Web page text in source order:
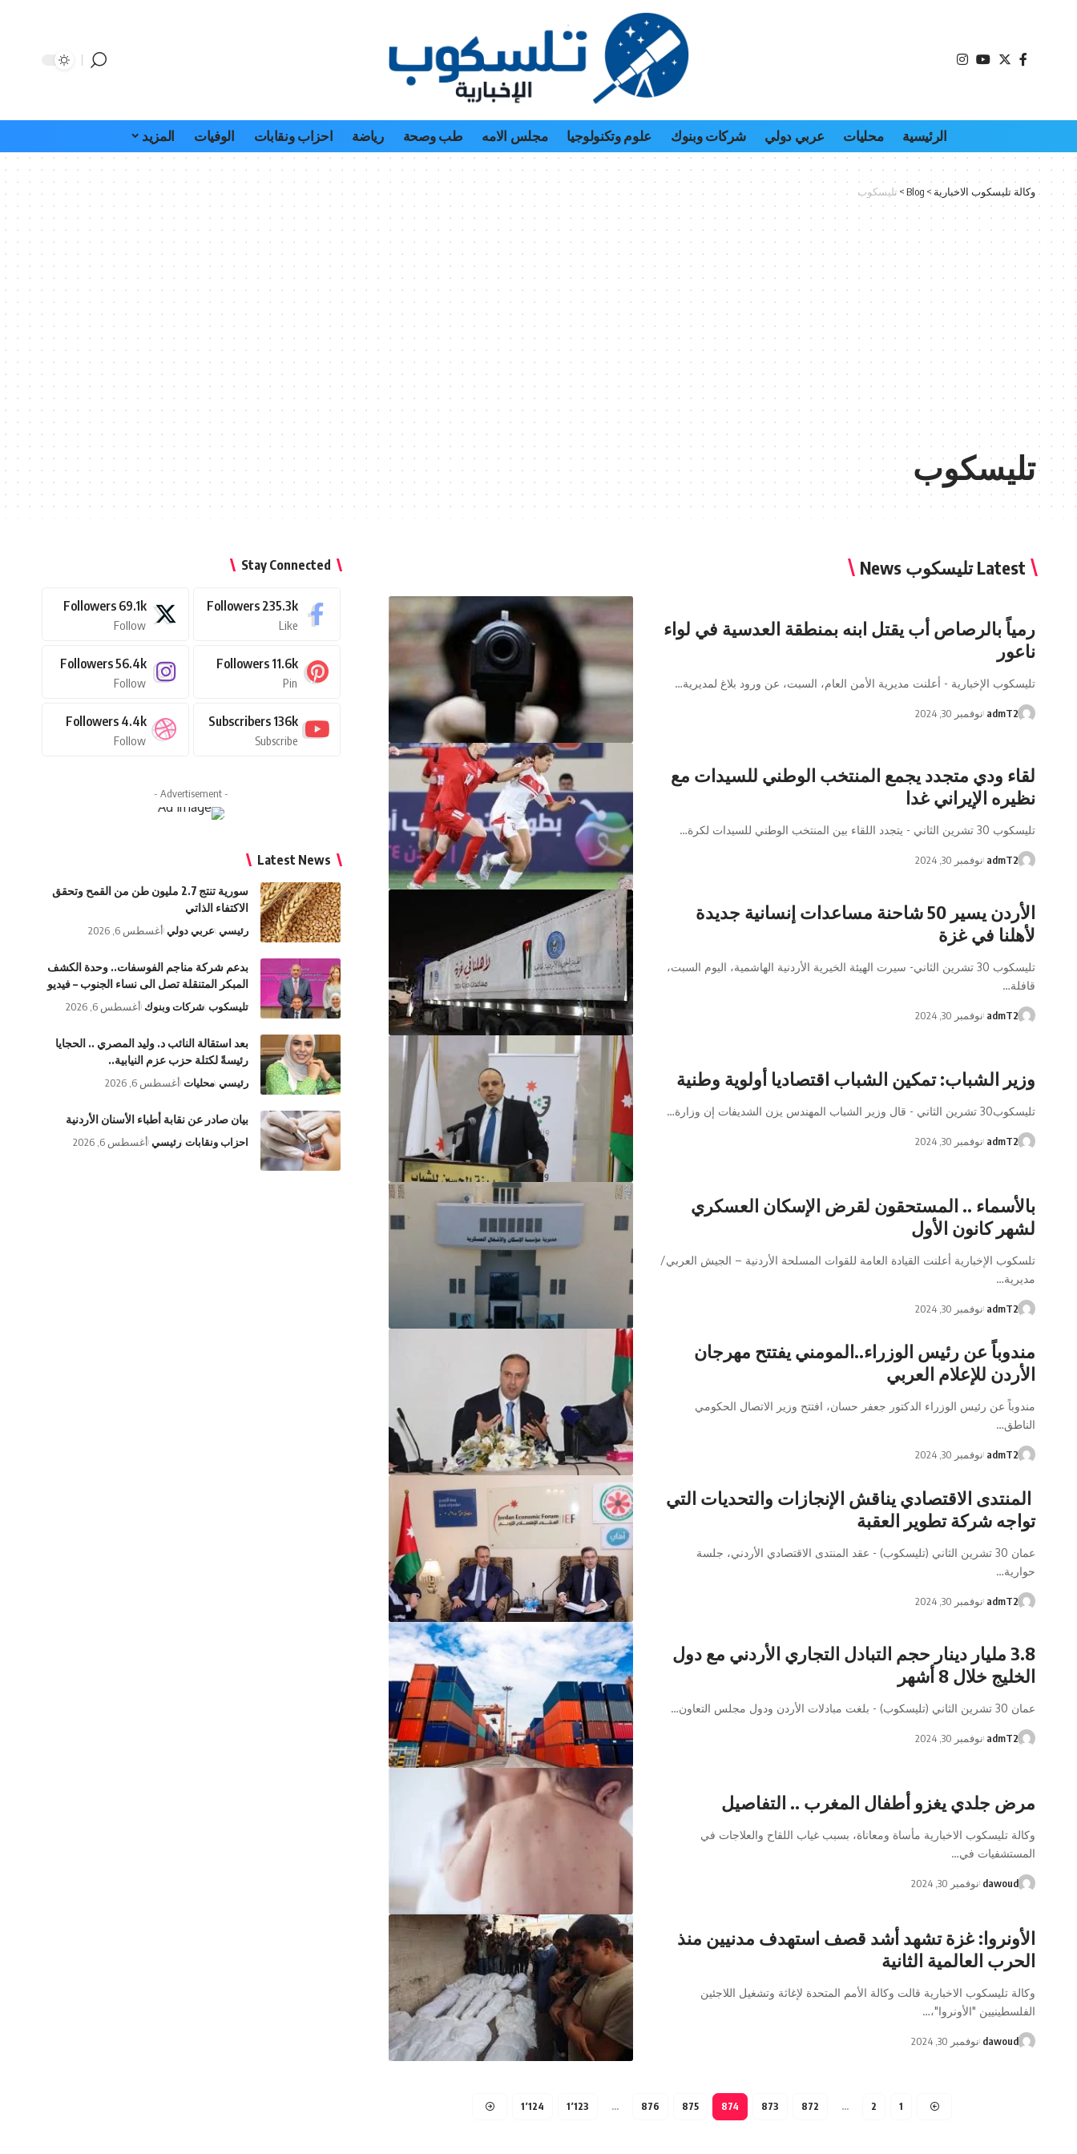
الرئيسية محليات عربي دولي شركات وبنوك علوم وتكنولوجيا مجلس الامه طب وصحة رياضة احزاب ونقابات الوفيات المزيد
وكالة تليسكوب الاخبارية>
Blog
> تليسكوب
تليسكوب
Latest تليسكوب News
رمياً بالرصاص أب يقتل ابنه بمنطقة العدسية في لواء
ناعور
تليسكوب الإخبارية - أعلنت مديرية الأمن العام، السبت، عن ورود بلاغ لمديرية…
admT2 نوفمبر 30, 2024
لقاء ودي متجدد يجمع المنتخب الوطني للسيدات مع
نظيره الإيراني غدا
تليسكوب 30 تشرين الثاني - يتجدد اللقاء بين المنتخب الوطني للسيدات لكرة…
admT2 نوفمبر 30, 2024
الأردن يسير 50 شاحنة مساعدات إنسانية جديدة
لأهلنا في غزة
تليسكوب 30 تشرين الثاني- سيرت الهيئة الخيرية الأردنية الهاشمية، اليوم السبت،
قافلة…
admT2 نوفمبر 30, 2024
وزير الشباب: تمكين الشباب اقتصاديا أولوية وطنية
تليسكوب30 تشرين الثاني - قال وزير الشباب المهندس يزن الشديفات إن وزارة…
admT2 نوفمبر 30, 2024
بالأسماء .. المستحقون لقرض الإسكان العسكري
لشهر كانون الأول
تلسكوب الإخبارية أعلنت القيادة العامة للقوات المسلحة الأردنية – الجيش العربي/
مديرية…
admT2 نوفمبر 30, 2024
مندوباً عن رئيس الوزراء..المومني يفتتح مهرجان
الأردن للإعلام العربي
مندوباً عن رئيس الوزراء الدكتور جعفر حسان، افتتح وزير الاتصال الحكومي
الناطق…
admT2 نوفمبر 30, 2024
المنتدى الاقتصادي يناقش الإنجازات والتحديات التي
تواجه شركة تطوير العقبة
عمان 30 تشرين الثاني (تليسكوب) - عقد المنتدى الاقتصادي الأردني، جلسة
حوارية…
admT2 نوفمبر 30, 2024
3.8 مليار دينار حجم التبادل التجاري الأردني مع دول
الخليج خلال 8 أشهر
عمان 30 تشرين الثاني (تليسكوب) - بلغت مبادلات الأردن ودول مجلس التعاون…
admT2 نوفمبر 30, 2024
مرض جلدي يغزو أطفال المغرب .. التفاصيل
وكالة تليسكوب الاخبارية مأساة ومعاناة، بسبب غياب اللقاح والعلاجات في
المستشفيات في…
dawoud نوفمبر 30, 2024
الأونروا: غزة تشهد أشد قصف استهدف مدنيين منذ
الحرب العالمية الثانية
وكالة تليسكوب الاخبارية قالت وكالة الأمم المتحدة لإغاثة وتشغيل اللاجئين
الفلسطينيين "الأونروا"،…
dawoud نوفمبر 30, 2024
1
2
…
872
873
874
875
876
… 1٬123 1٬124
Stay Connected
235.3k
Followers
Like
69.1k
Followers
Follow
11.6k
Followers
Pin
56.4k
Followers
Follow
136k
Subscribers
Subscribe
4.4k
Followers
Follow
- Advertisement -
Latest News
سورية تنتج 2.7 مليون طن من القمح وتحقق
الاكتفاء الذاتي
رئيسي عربي دولي أغسطس 6, 2026
بدعم شركة مناجم الفوسفات.. وحدة الكشف
المبكر المتنقلة تصل الى نساء الجنوب – فيديو
تليسكوب شركات وبنوك أغسطس 6, 2026
بعد استقالة النائب د. وليد المصري .. الحجايا
رئيسةً لكتلة حزب عزم النيابية..
رئيسي محليات أغسطس 6, 2026
بيان صادر عن نقابة أطباء الأسنان الأردنية
احزاب ونقابات رئيسي أغسطس 6, 2026